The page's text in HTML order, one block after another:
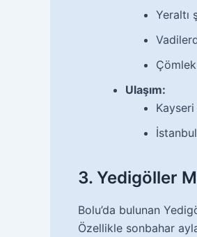
Yeraltı
Ulaşım:
3. Yedigöller
Bolu’da bulunan
Özellikle sonbahar